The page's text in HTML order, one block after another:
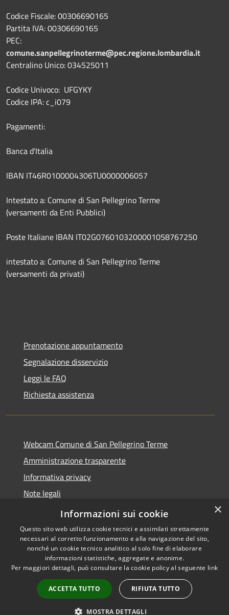
Codice Fiscale: 00306690165
Partita IVA: 00306690165
PEC:
comune.sanpellegrinoterme@pec.regione.lombardia.it
Centralino Unico: 034525011
Codice Univoco: UFGYKY
Codice IPA: c_i079
Pagamenti:
Banca d'Italia
IBAN IT46R0100004306TU0000006057
Intestato a: Comune di San Pellegrino Terme
(versamenti da Enti Pubblici)
Poste Italiane IBAN IT02G0760103200001058767250
intestato a: Comune di San Pellegrino Terme
(versamenti da privati)
Prenotazione appuntamento
Segnalazione disservizio
Leggi le FAQ
Richiesta assistenza
Webcam Comune di San Pellegrino Terme
Amministrazione trasparente
Informativa privacy
Note legali
Dichiarazione di accessibilità
Accessibilità
Copyright © 2026 • Comune di
San Pellegrino Terme •
Powered byMunicipium
Accesso redazione
×
Informazioni sui cookie
Questo sito web utilizza cookie tecnici e assimilati strettamente
necessari al corretto funzionamento e alla navigazione del sito,
nonché un cookie tecnico analitico al solo fine di elaborare
informazioni statistiche, aggregate e anonime.
Per maggiori dettagli, può consultare la cookie policy al seguente link
ACCETTA TUTTO RIFIUTA TUTTO
MOSTRA DETTAGLI